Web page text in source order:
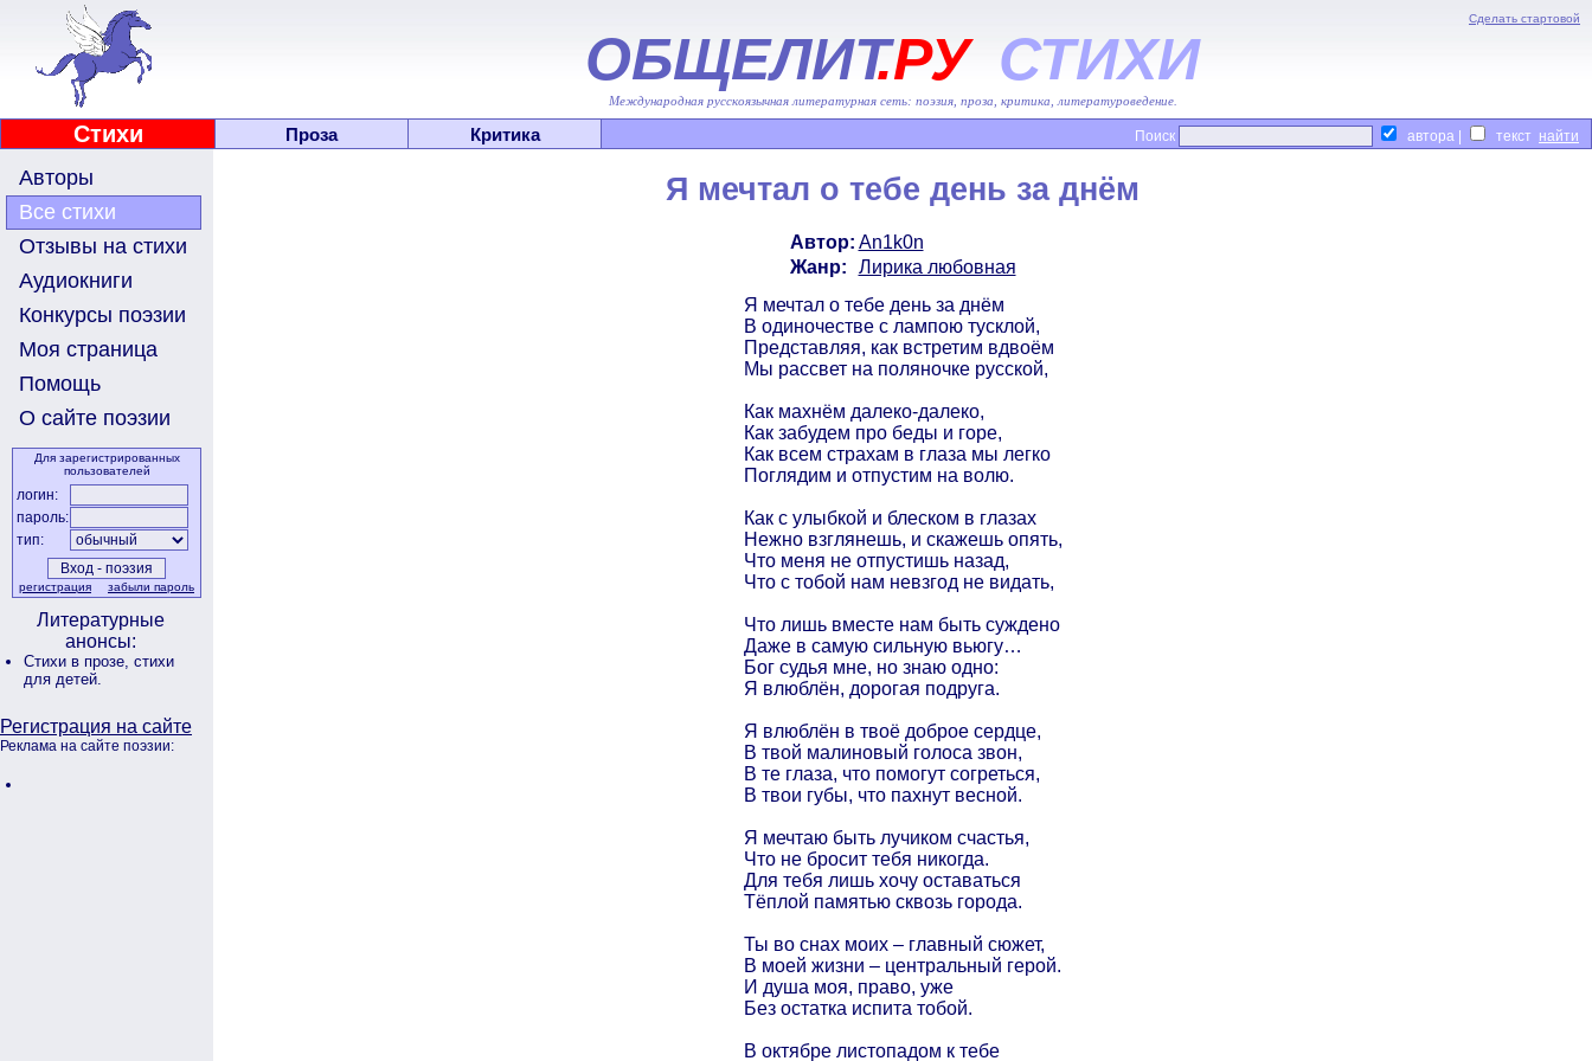
Сделать стартовой
ОБЩЕЛИТ.РУ СТИХИ
Международная русскоязычная литературная сеть: поэзия, проза, критика, литературоведение.
Стихи Проза Критика Поиск автора | текст
Авторы
Все стихи
Отзывы на стихи
Аудиокниги
Конкурсы поэзии
Моя страница
Помощь
О сайте поэзии
Для зарегистрированных
пользователей
логин:
пароль:
тип:
регистрация забыли пароль
Литературные
анонсы:
Стихи в прозе, стихи
для детей.
Регистрация на сайте
Реклама на сайте поэзии:
Я мечтал о тебе день за днём
Автор: An1k0n
Жанр:
Лирика любовная
Я мечтал о тебе день за днём
В одиночестве с лампою тусклой,
Представляя, как встретим вдвоём
Мы рассвет на поляночке русской,
Как махнём далеко-далеко,
Как забудем про беды и горе,
Как всем страхам в глаза мы легко
Поглядим и отпустим на волю.
Как с улыбкой и блеском в глазах
Нежно взглянешь, и скажешь опять,
Что меня не отпустишь назад,
Что с тобой нам невзгод не видать,
Что лишь вместе нам быть суждено
Даже в самую сильную вьюгу…
Бог судья мне, но знаю одно:
Я влюблён, дорогая подруга.
Я влюблён в твоё доброе сердце,
В твой малиновый голоса звон,
В те глаза, что помогут согреться,
В твои губы, что пахнут весной.
Я мечтаю быть лучиком счастья,
Что не бросит тебя никогда.
Для тебя лишь хочу оставаться
Тёплой памятью сквозь города.
Ты во снах моих – главный сюжет,
В моей жизни – центральный герой.
И душа моя, право, уже
Без остатка испита тобой.
В октябре листопадом к тебе